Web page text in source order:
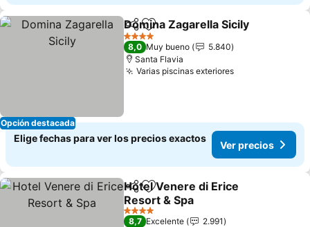
Opción destacada
CompartirAgregar a favoritos
Domina Zagarella Sicily
4 Estrellas
8,0 Muy bueno
5.840
Santa Flavia
Varias piscinas exterioresVer precios
Elige fechas para ver los precios exactos
Ver precios
CompartirAgregar a favoritos
Hotel Venere di Erice
Resort & Spa
Ver precios
4 Estrellas
8,7 Excelente
2.991